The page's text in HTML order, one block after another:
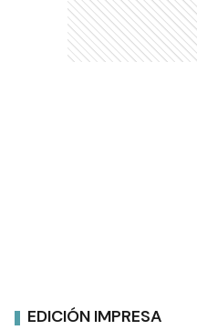
EDICIÓN IMPRESA